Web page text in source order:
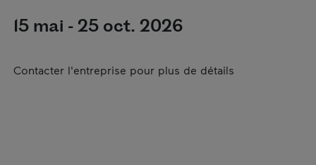
15 mai - 25 oct. 2026
Contacter l'entreprise pour plus de détails